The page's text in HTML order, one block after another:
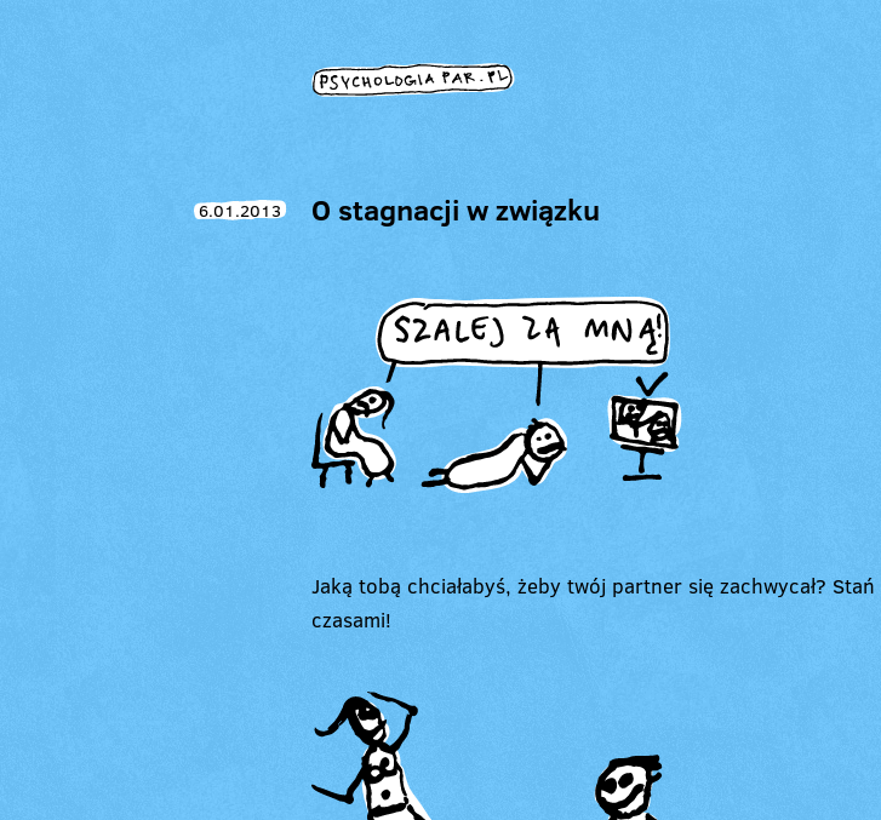
6.01.2013 O stagnacji w związku
Jaką tobą chciałabyś, żeby twój partner się zachwycał? Stań
czasami!